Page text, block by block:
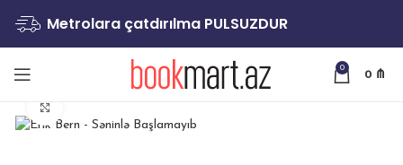
Metrolara çatdırılma PULSUZDUR
0
0 ₼